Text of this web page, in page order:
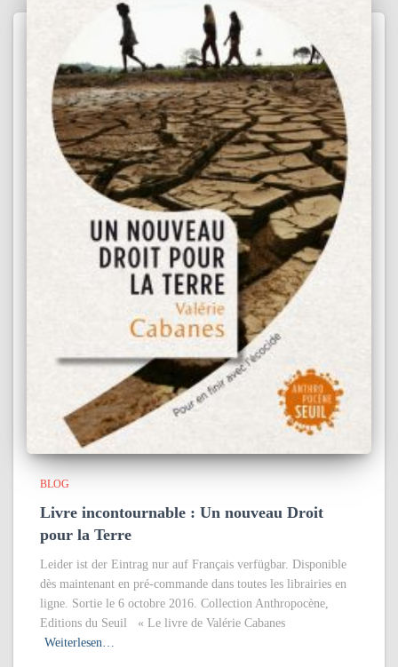
BLOG
Livre incontournable : Un nouveau Droit
pour la Terre
Leider ist der Eintrag nur auf Français verfügbar. Disponible
dès maintenant en pré-commande dans toutes les librairies en
ligne. Sortie le 6 octobre 2016. Collection Anthropocène,
Editions du Seuil « Le livre de Valérie Cabanes
Weiterlesen…